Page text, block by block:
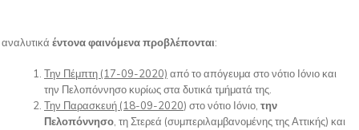
έντονα φαινόμενα προβλέπονται:
Την Πέμπτη (17-09-2020) από το απόγευμα στο νότιο Ιόνιο και
την Πελοπόννησο κυρίως στα δυτικά τμήματά της.
Την Παρασκευή (18-09-2020) στο νότιο Ιόνιο, την
Πελοπόννησο, τη Στερεά (συμπεριλαμβανομένης της Αττικής) και